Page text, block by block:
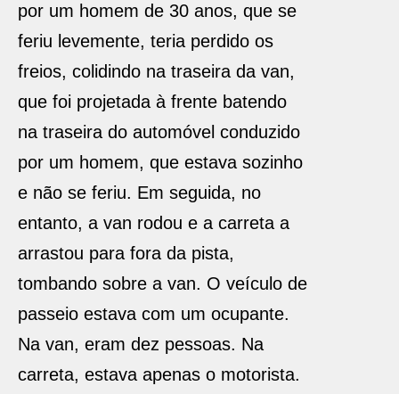
por um homem de 30 anos, que se
feriu levemente, teria perdido os
freios, colidindo na traseira da van,
que foi projetada à frente batendo
na traseira do automóvel conduzido
por um homem, que estava sozinho
e não se feriu. Em seguida, no
entanto, a van rodou e a carreta a
arrastou para fora da pista,
tombando sobre a van. O veículo de
passeio estava com um ocupante.
Na van, eram dez pessoas. Na
carreta, estava apenas o motorista.